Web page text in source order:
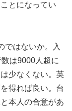
とになってい
ではないか。入
は9000人超に
少なくない。英
得れば良い。台
本人の合意があ